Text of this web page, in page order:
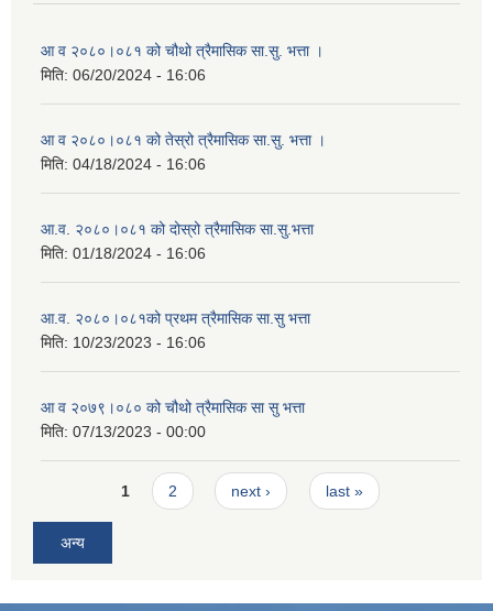
आ व २०८०।०८१ को चौथो त्रैमासिक सा.सु. भत्ता ।
मिति: 06/20/2024 - 16:06
आ व २०८०।०८१ को तेस्रो त्रैमासिक सा.सु. भत्ता ।
मिति: 04/18/2024 - 16:06
आ.व. २०८०।०८१ को दोस्रो त्रैमासिक सा.सु.भत्ता
मिति: 01/18/2024 - 16:06
आ.व. २०८०।०८१को प्रथम त्रैमासिक सा.सु भत्ता
मिति: 10/23/2023 - 16:06
आ व २०७९।०८० को चौथो त्रैमासिक सा सु भत्ता
मिति: 07/13/2023 - 00:00
Pages1 2 next › last »
अन्य